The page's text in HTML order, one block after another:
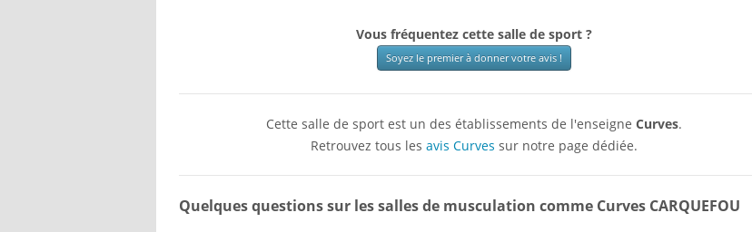
Vous fréquentez cette salle de sport ?
Soyez le premier à donner votre avis !
Cette salle de sport est un des établissements de l'enseigne Curves.
Retrouvez tous les avis Curves sur notre page dédiée.
Quelques questions sur les salles de musculation comme Curves CARQUEFOU